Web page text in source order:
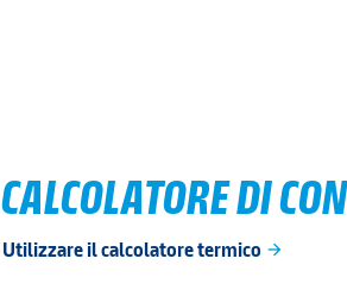
CALCOLATORE DI
Utilizzare il calcolatore termico arrow_forward